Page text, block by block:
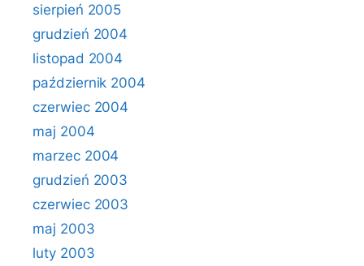
sierpień 2005
grudzień 2004
listopad 2004
październik 2004
czerwiec 2004
maj 2004
marzec 2004
grudzień 2003
czerwiec 2003
maj 2003
luty 2003